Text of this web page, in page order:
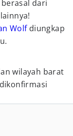
dari
Wolfdiungkap
wilayah barat